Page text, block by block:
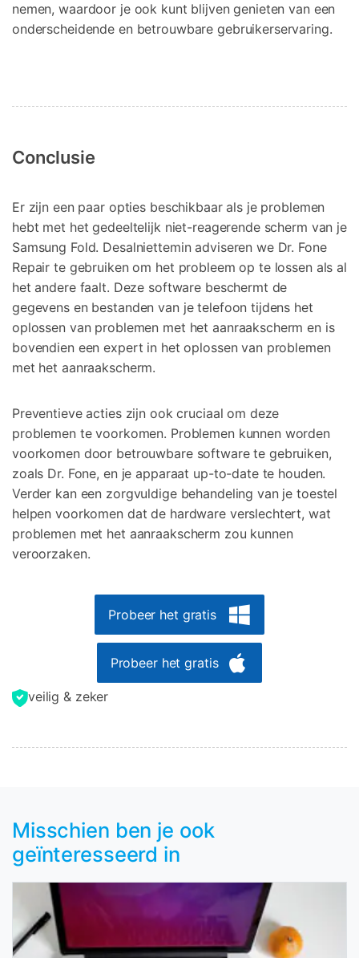
nemen, waardoor je ook kunt blijven genieten van een
onderscheidende en betrouwbare gebruikerservaring.
Conclusie
Er zijn een paar opties beschikbaar als je problemen
hebt met het gedeeltelijk niet-reagerende scherm van je
Samsung Fold. Desalniettemin adviseren we Dr. Fone
Repair te gebruiken om het probleem op te lossen als al
het andere faalt. Deze software beschermt de
gegevens en bestanden van je telefoon tijdens het
oplossen van problemen met het aanraakscherm en is
bovendien een expert in het oplossen van problemen
met het aanraakscherm.
Preventieve acties zijn ook cruciaal om deze
problemen te voorkomen. Problemen kunnen worden
voorkomen door betrouwbare software te gebruiken,
zoals Dr. Fone, en je apparaat up-to-date te houden.
Verder kan een zorgvuldige behandeling van je toestel
helpen voorkomen dat de hardware verslechtert, wat
problemen met het aanraakscherm zou kunnen
veroorzaken.
Probeer het gratis
Probeer het gratis
veilig & zeker
Misschien ben je ook
geïnteresseerd in